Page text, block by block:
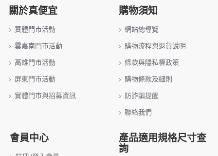
關於真便宜
實體門市活動
雲嘉南門市活動
高雄門市活動
屏東門市活動
實體門市與招募資訊
購物須知
網站總導覽
購物流程與退貨說明
條款與隱私權政策
購物條款及細則
防詐騙提醒
聯絡我們
會員中心 產品適用規格尺寸查
詢